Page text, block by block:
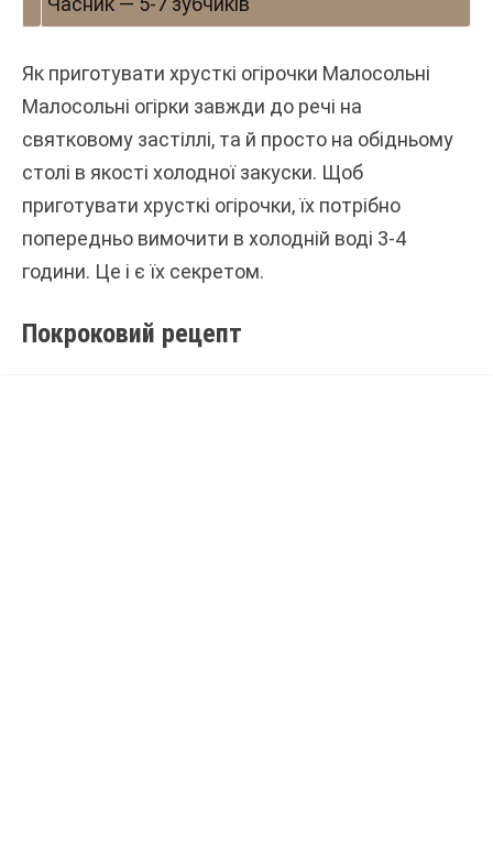
Як приготувати хрусткі огірочки Малосольні
Малосольні огірки завжди до речі на
святковому застіллі, та й просто на обідньому
столі в якості холодної закуски. Щоб
приготувати хрусткі огірочки, їх потрібно
попередньо вимочити в холодній воді 3-4
години. Це і є їх секретом.
Покроковий рецепт